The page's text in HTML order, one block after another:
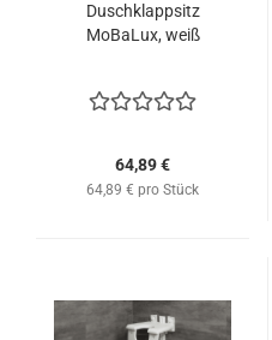
Duschklappsitz
MoBaLux, weiß
64,89 €
64,89 € pro Stück